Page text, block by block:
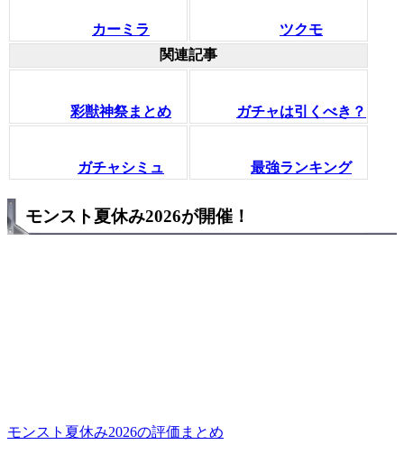
カーミラ
ツクモ
関連記事
彩獣神祭まとめ ガチャは引くべき？
ガチャシミュ 最強ランキング
モンスト夏休み2026が開催！
モンスト夏休み2026の評価まとめ